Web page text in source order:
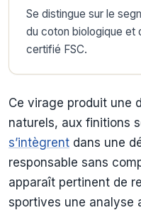
Se distingue sur le
du coton biologique et
certifié FSC.
Ce virage produit une
naturels, aux finitions
s’intègrent dans une
responsable sans
apparaît pertinent de
sportives une analyse